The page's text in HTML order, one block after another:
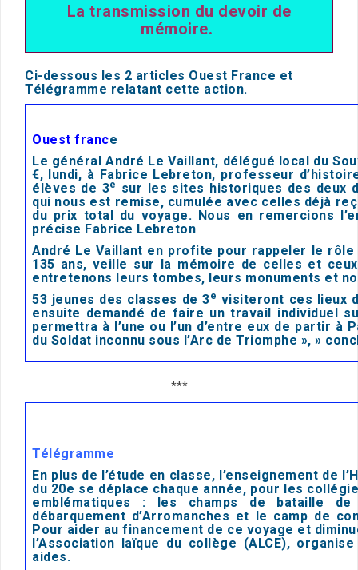
La transmission du devoir de
mémoire.
Ci-dessous les 2 articles Ouest France et
Télégramme relatant cette action.
Ouest france
Le général André Le Vaillant, délégué local du
€, lundi, à Fabrice Lebreton, professeur
élèves de 3e
sur les sites historiques des deux
qui nous est remise, cumulée avec celles déjà
du prix total du voyage. Nous en remercions
précise Fabrice Lebreton
André Le Vaillant en profite pour rappeler le
135 ans, veille sur la mémoire de celles et
entretenons leurs tombes, leurs monuments et
53 jeunes des classes de 3e visiteront ces lieux
ensuite demandé de faire un travail individuel
permettra à l’une ou l’un d’entre eux de partir
du Soldat inconnu sous l’Arc de Triomphe », »
***
Télégramme
En plus de l’étude en classe, l’enseignement de
du 20e se déplace chaque année, pour les
emblématiques : les champs de bataille
débarquement d’Arromanches et le camp de
Pour aider au financement de ce voyage et
l’Association laïque du collège (ALCE),
aides.